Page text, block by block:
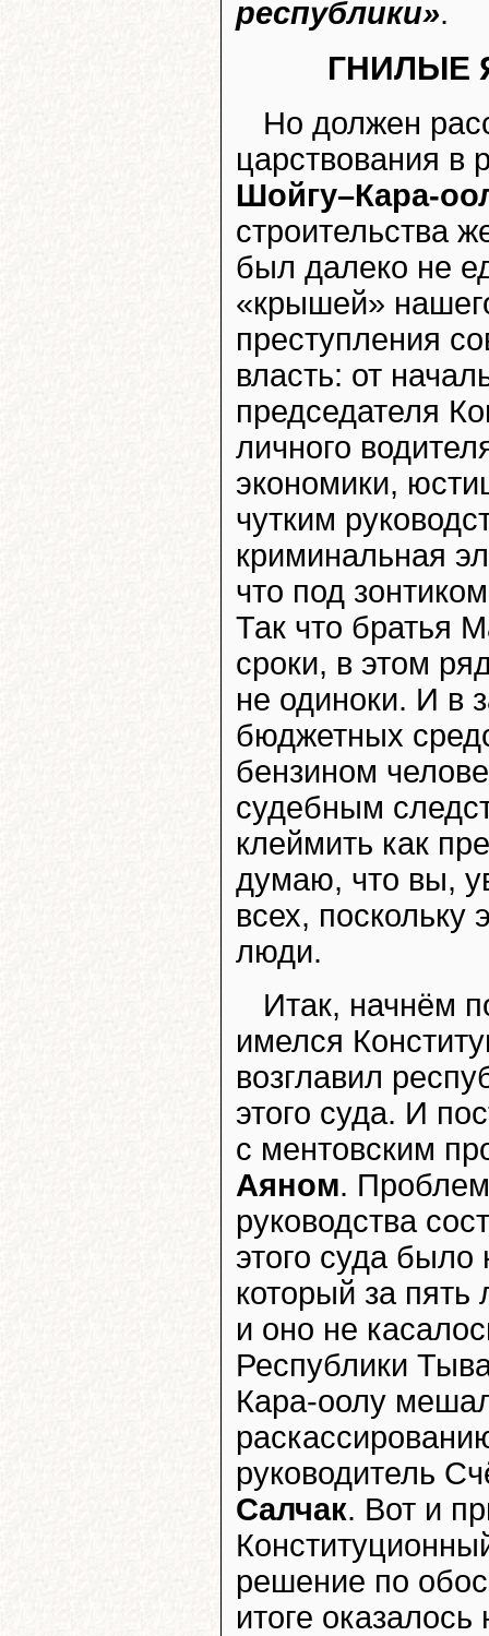
республики».
ГНИЛЫЕ
Но должен
царствования в
Шойгу–Кара-
строительства
был далеко не
«крышей»
преступления
власть: от
председателя
личного
экономики,
чутким
криминальная
что под
Так что братья
сроки, в этом
не одиноки. И в
бюджетных
бензином
судебным
клеймить как
думаю, что вы,
всех, поскольку
люди.
Итак, начнём
имелся
возглавил
этого суда. И
с ментовским
Аяном.
руководства
этого суда было
который за пять
и оно не
Республики
Кара-оолу
руководитель
Салчак. Вот и
решение по
итоге